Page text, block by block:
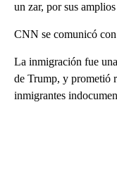
un zar, por sus
CNN se comunicó
La inmigración fue
de Trump, y prometió
inmigrantes